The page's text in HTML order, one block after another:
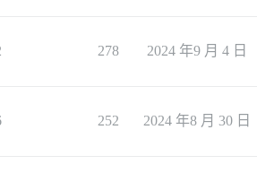
278 2024 年9 月 4 日
252 2024 年8 月 30 日